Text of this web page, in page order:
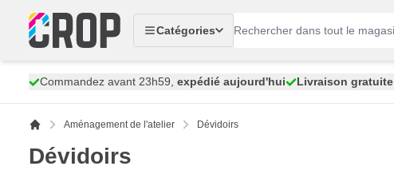
Catégories
Commandez avant 23h59, expédié aujourd'hui Livraison gratuite
Aménagement de l'atelier Dévidoirs
Dévidoirs